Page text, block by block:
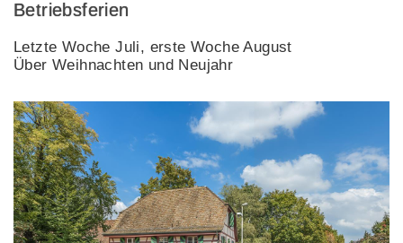
Betriebsferien
Letzte Woche Juli, erste Woche August
Über Weihnachten und Neujahr